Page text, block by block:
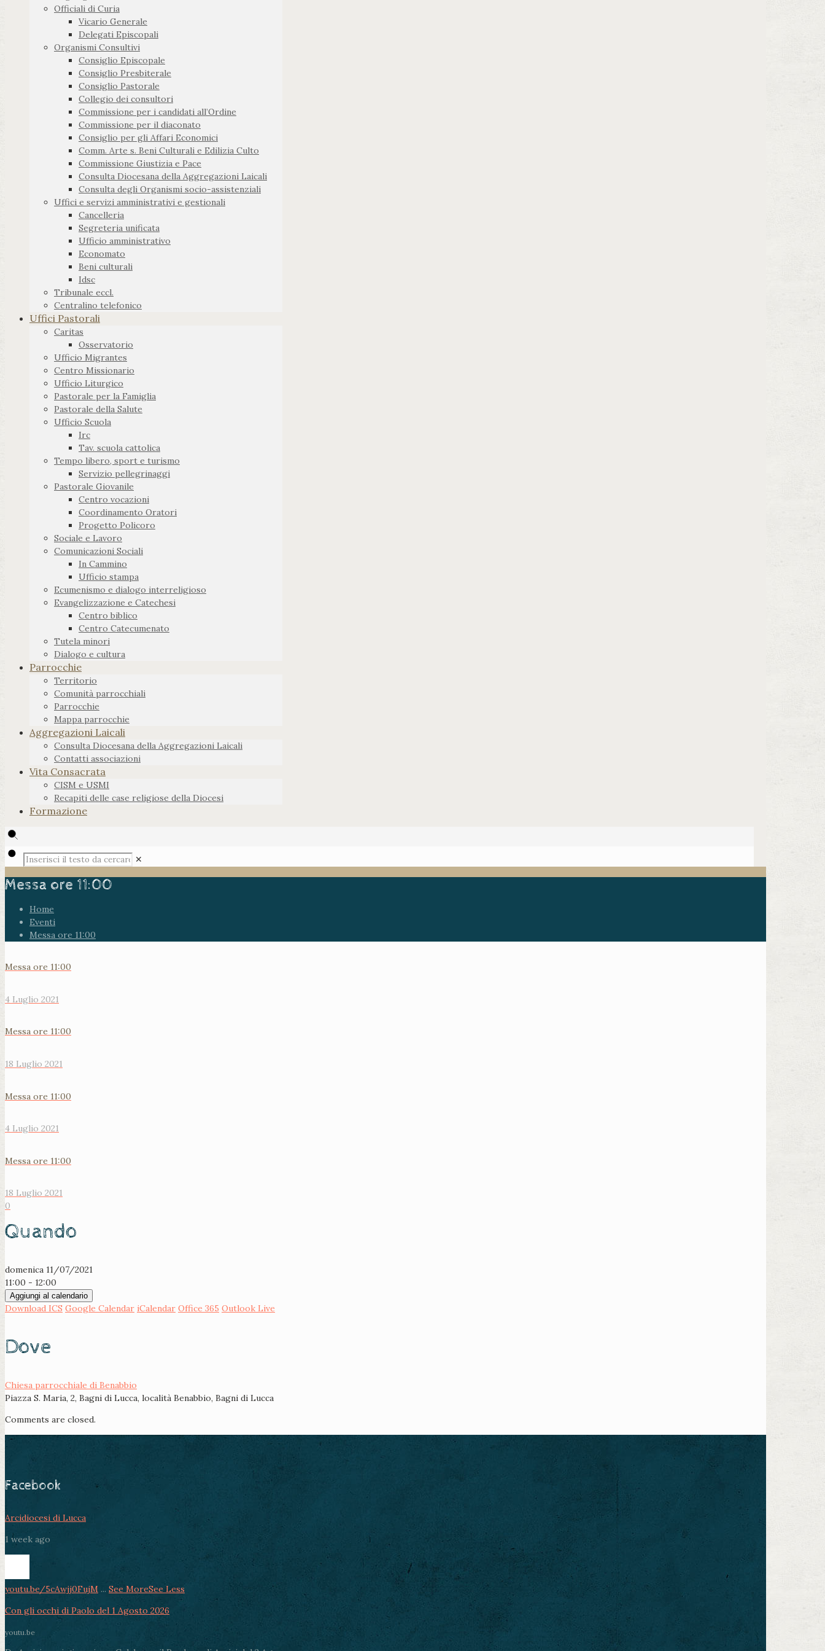
Officiali di Curia
Vicario Generale
Delegati Episcopali
Organismi Consultivi
Consiglio Episcopale
Consiglio Presbiterale
Consiglio Pastorale
Collegio dei consultori
Commissione per i candidati all’Ordine
Commissione per il diaconato
Consiglio per gli Affari Economici
Comm. Arte s. Beni Culturali e Edilizia Culto
Commissione Giustizia e Pace
Consulta Diocesana della Aggregazioni Laicali
Consulta degli Organismi socio-assistenziali
Uffici e servizi amministrativi e gestionali
Cancelleria
Segreteria unificata
Ufficio amministrativo
Economato
Beni culturali
Idsc
Tribunale eccl.
Centralino telefonico
Uffici Pastorali
Caritas
Osservatorio
Ufficio Migrantes
Centro Missionario
Ufficio Liturgico
Pastorale per la Famiglia
Pastorale della Salute
Ufficio Scuola
Irc
Tav. scuola cattolica
Tempo libero, sport e turismo
Servizio pellegrinaggi
Pastorale Giovanile
Centro vocazioni
Coordinamento Oratori
Progetto Policoro
Sociale e Lavoro
Comunicazioni Sociali
In Cammino
Ufficio stampa
Ecumenismo e dialogo interreligioso
Evangelizzazione e Catechesi
Centro biblico
Centro Catecumenato
Tutela minori
Dialogo e cultura
Parrocchie
Territorio
Comunità parrocchiali
Parrocchie
Mappa parrocchie
Aggregazioni Laicali
Consulta Diocesana della Aggregazioni Laicali
Contatti associazioni
Vita Consacrata
CISM e USMI
Recapiti delle case religiose della Diocesi
Formazione
✕
Messa ore 11:00
Home
Eventi
Messa ore 11:00
Messa ore 11:00
4 Luglio 2021
Messa ore 11:00
18 Luglio 2021
Messa ore 11:00
4 Luglio 2021
Messa ore 11:00
18 Luglio 2021
0
Quando
domenica 11/07/2021
11:00 - 12:00
Aggiungi al calendario
Download ICS Google Calendar iCalendar Office 365 Outlook Live
Dove
Chiesa parrocchiale di Benabbio
Piazza S. Maria, 2, Bagni di Lucca, località Benabbio, Bagni di Lucca
Comments are closed.
Facebook
Arcidiocesi di Lucca
1 week ago
youtu.be/5cAwjj0FujM ... See MoreSee Less
Con gli occhi di Paolo del 1 Agosto 2026
youtu.be